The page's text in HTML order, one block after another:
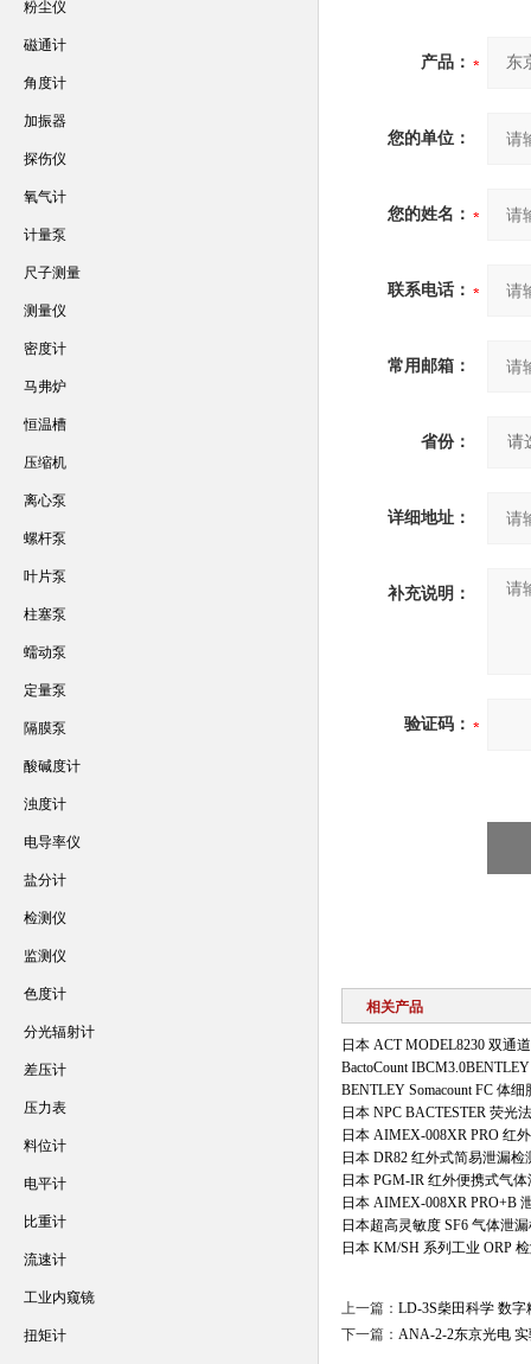
产品：
您的单位：
您的姓名：
联系电话：
常用邮箱：
省份：
详细地址：
补充说明：
验证码：
相关产品
日本 ACT MODEL8230 双通
BactoCount
BENTLEY Somacount FC 体
日本 NPC BACTESTER 荧光
日本 AIMEX-008XR PRO 红
日本 DR82 红外式简易泄漏检
日本 PGM-IR 红外便携式气
日本 AIMEX-008XR PRO+B
日本超高灵敏度 SF6 气体泄
日本 KM/SH 系列工业 ORP
上一篇： LD-3S柴田科学 数字
下一篇： ANA-2-2东京光电
粉尘仪
磁通计
角度计
加振器
探伤仪
氧气计
计量泵
尺子测量
测量仪
密度计
马弗炉
恒温槽
压缩机
离心泵
螺杆泵
叶片泵
柱塞泵
蠕动泵
定量泵
隔膜泵
酸碱度计
浊度计
电导率仪
盐分计
检测仪
监测仪
色度计
分光辐射计
差压计
压力表
料位计
电平计
比重计
流速计
工业内窥镜
扭矩计